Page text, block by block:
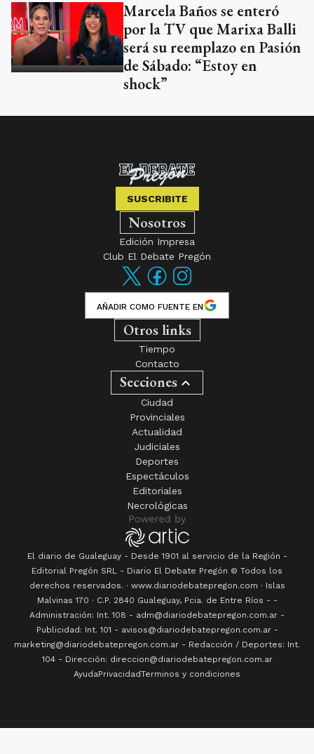
Marcela Baños se enteró
por la TV que Marixa Balli
será su reemplazo en Pasión
de Sábado: “Estoy en
shock”
SUSCRIBITE
Nosotros
Edición Impresa
Club El Debate Pregón
AÑADIR COMO FUENTE EN
Otros links
Tiempo
Contacto
Secciones
Ciudad
Provinciales
Actualidad
Judiciales
Deportes
Espectáculos
Editoriales
Necrológicas
El diario de Gualeguay - Desde 1901 al servicio de la Región -
Editorial Pregón SRL
- Diario El Debate Pregón © Todos los
derechos reservados. · www.diariodebatepregon.com · Islas
Malvinas 170 · C.P. 2840 Gualeguay, Pcia. de Entre Ríos - -
Administración: Int. 108 - adm@diariodebatepregon.com.ar -
Publicidad: Int. 101 - avisos@diariodebatepregon.com.ar -
marketing@diariodebatepregon.com.ar - Redacción / Deportes: Int.
104 - Dirección: direccion@diariodebatepregon.com.ar
AyudaPrivacidadTerminos y condiciones